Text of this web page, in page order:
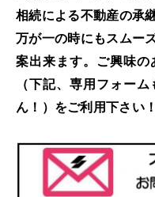
相続による不動産の承
万が一の時にもスムー
案出来ます。ご興味
（下記、専用フォー
ん！）をご利用下さい！